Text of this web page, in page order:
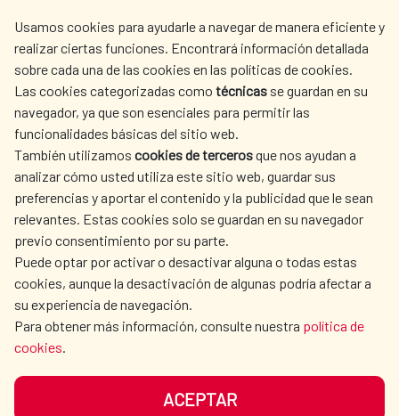
Usamos cookies para ayudarle a navegar de manera eficiente y
realizar ciertas funciones. Encontrará información detallada
sobre cada una de las cookies en las políticas de cookies.
Las cookies categorizadas como técnicas se guardan en su
navegador, ya que son esenciales para permitir las
funcionalidades básicas del sitio web.
También utilizamos cookies de tercerosque nos ayudan a
analizar cómo usted utiliza este sitio web, guardar sus
preferencias y aportar el contenido y la publicidad que le sean
relevantes. Estas cookies solo se guardan en su navegador
previo consentimiento por su parte.
Puede optar por activar o desactivar alguna o todas estas
cookies, aunque la desactivación de algunas podría afectar a
su experiencia de navegación.
Para obtener más información, consulte nuestra política de
cookies.
ACEPTAR
AECID
WHERE DO WE COOPERATE?
SPANISH HUMANITARIAN
ACTION
PRESS ROOM
CULTURE AND SCIENCE LIBRARY
OUR SOCIAL MEDIA
DATA PROTECTION